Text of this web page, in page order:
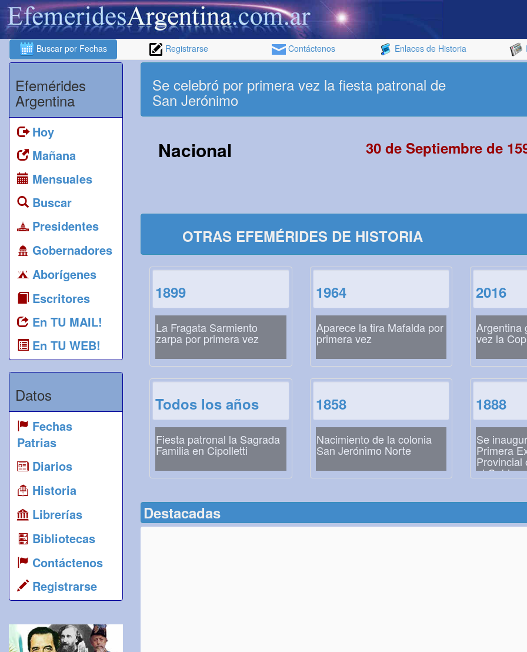
Buscar por Fechas Registrarse Contáctenos Enlaces de Historia
Efemérides
Argentina
Hoy
Mañana
Mensuales
Buscar
Presidentes
Gobernadores
Aborígenes
Escritores
En TU MAIL!
En TU WEB!
Datos
Fechas
Patrias
Diarios
Historia
Librerías
Bibliotecas
Contáctenos
Registrarse
Se celebró por primera vez la fiesta patronal de
San Jerónimo
Nacional 30 de Septiembre de
OTRAS EFEMÉRIDES DE HISTORIA
1899
La Fragata Sarmiento
zarpa por primera vez
1964
Aparece la tira Mafalda por
primera vez
2016
Argentina
vez la
Todos los años
Fiesta patronal la Sagrada
Familia en Cipolletti
1858
Nacimiento de la colonia
San Jerónimo Norte
1888
Se
Primera
Provincial
el
Destacadas